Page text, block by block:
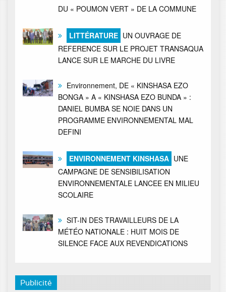
DU « POUMON VERT » DE LA COMMUNE
LITTÉRATURE UN OUVRAGE DE
REFERENCE SUR LE PROJET TRANSAQUA
LANCE SUR LE MARCHE DU LIVRE
Environnement, DE « KINSHASA EZO
BONGA » A « KINSHASA EZO BUNDA » :
DANIEL BUMBA SE NOIE DANS UN
PROGRAMME ENVIRONNEMENTAL MAL
DEFINI
ENVIRONNEMENT KINSHASA UNE
CAMPAGNE DE SENSIBILISATION
ENVIRONNEMENTALE LANCEE EN MILIEU
SCOLAIRE
SIT-IN DES TRAVAILLEURS DE LA
MÉTÉO NATIONALE : HUIT MOIS DE
SILENCE FACE AUX REVENDICATIONS
Publicité